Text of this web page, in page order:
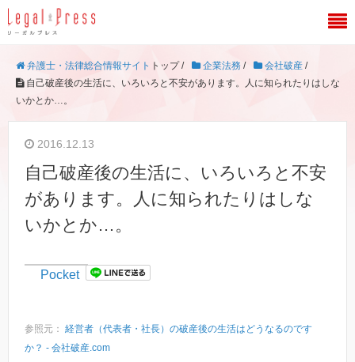
弁護士・法律総合情報サイト トップ / 企業法務 / 会社破産 /
自己破産後の生活に、いろいろと不安があります。人に知られたりはしな
いかとか…。
2016.12.13
自己破産後の生活に、いろいろと不安
があります。人に知られたりはしな
いかとか…。
Pocket
参照元： 経営者（代表者・社長）の破産後の生活はどうなるのです
か？ - 会社破産.com